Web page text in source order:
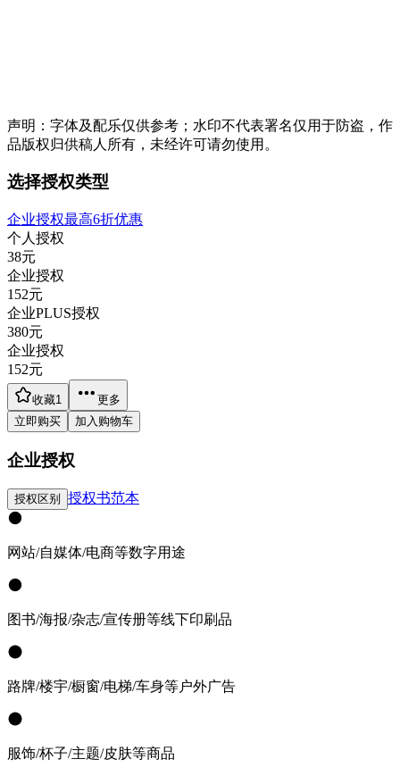
声明：字体及配乐仅供参考；水印不代表署名仅用于防盗，作
品版权归供稿人所有，未经许可请勿使用。
选择授权类型
企业授权最高6折优惠
个人授权
38元
企业授权
152元
企业PLUS授权
380元
企业授权
152元
收藏1
更多
立即购买
加入购物车
企业授权
授权区别 授权书范本
网站/自媒体/电商等数字用途
图书/海报/杂志/宣传册等线下印刷品
路牌/楼宇/橱窗/电梯/车身等户外广告
服饰/杯子/主题/皮肤等商品